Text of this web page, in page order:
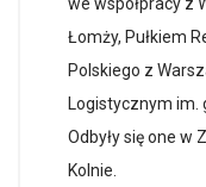
Łomży, Pułkiem
Polskiego z
Logistycznym im.
Odbyły się one w
Kolnie.